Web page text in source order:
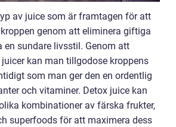
av juice som är framtagen för att
genom att eliminera giftiga
en sundare livsstil. Genom att
kan man tillgodose kroppens
som man ger den en ordentlig
och vitaminer. Detox juice kan
kombinationer av färska frukter,
superfoods för att maximera dess